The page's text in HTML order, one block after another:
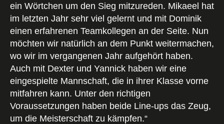
ein Wörtchen um den Sieg mitzureden. Mikaeel hat
im letzten Jahr sehr viel gelernt und mit Dominik
einen erfahrenen Teamkollegen an der Seite. Nun
möchten wir natürlich an dem Punkt weitermachen,
wo wir im vergangenen Jahr aufgehört haben.
Auch mit Dexter und Yannick haben wir eine
eingespielte Mannschaft, die in ihrer Klasse vorne
mitfahren kann. Unter den richtigen
Voraussetzungen haben beide Line-ups das Zeug,
um die Meisterschaft zu kämpfen.“